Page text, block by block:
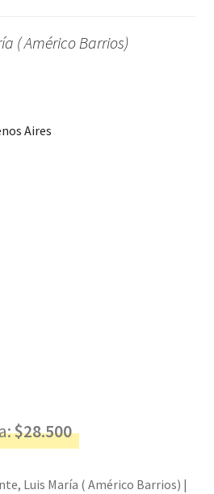
( Américo Barrios)
Aires
$28.500
Luis María ( Américo Barrios) |